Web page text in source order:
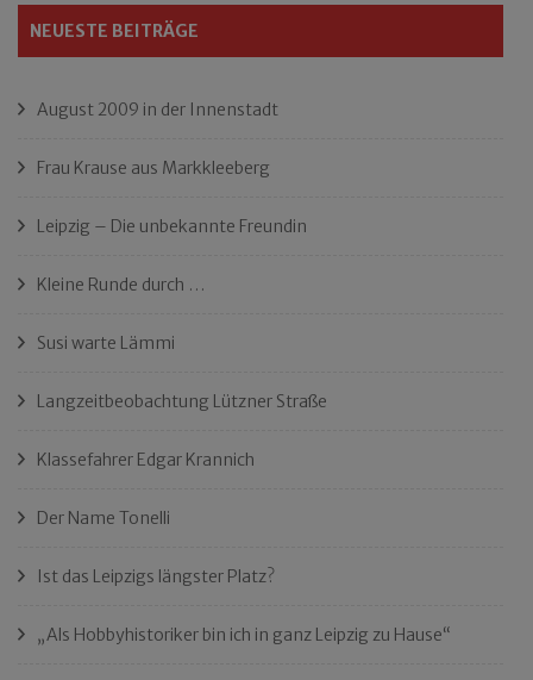
NEUESTE BEITRÄGE
August 2009 in der Innenstadt
Frau Krause aus Markkleeberg
Leipzig – Die unbekannte Freundin
Kleine Runde durch …
Susi warte Lämmi
Langzeitbeobachtung Lützner Straße
Klassefahrer Edgar Krannich
Der Name Tonelli
Ist das Leipzigs längster Platz?
„Als Hobbyhistoriker bin ich in ganz Leipzig zu Hause“